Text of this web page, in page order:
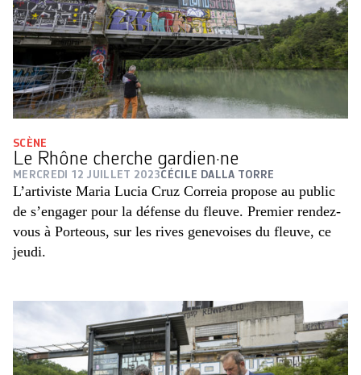
SCÈNE
Le Rhône cherche gardien·ne
MERCREDI 12 JUILLET 2023CÉCILE DALLA TORRE
L’artiviste Maria Lucia Cruz Correia propose au public
de s’engager pour la défense du fleuve. Premier rendez-
vous à Porteous, sur les rives genevoises du fleuve, ce
jeudi.